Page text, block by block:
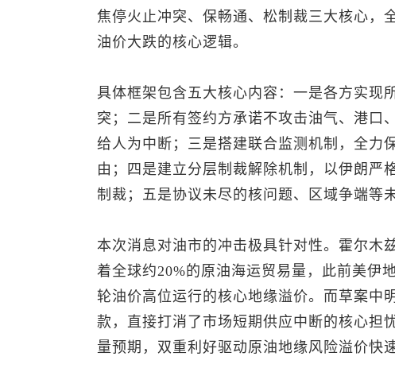
焦停火止冲突、保畅通、松制裁三大核心，
油价大跌的核心逻辑。
具体框架包含五大核心内容：一是各方实现
突；二是所有签约方承诺不攻击油气、港口
给人为中断；三是搭建联合监测机制，全力
由；四是建立分层制裁解除机制，以伊朗严
制裁；五是协议未尽的核问题、区域争端等
本次消息对油市的冲击极具针对性。霍尔木
着全球约20%的原油海运贸易量，此前美伊
轮油价高位运行的核心地缘溢价。而草案中
款，直接打消了市场短期供应中断的核心担
量预期，双重利好驱动原油地缘风险溢价快